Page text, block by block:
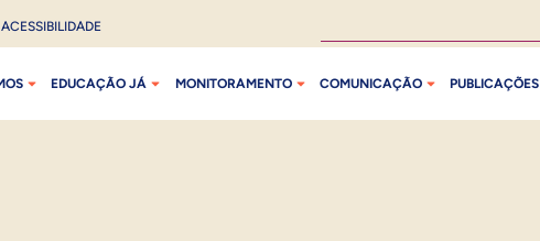
ACESSIBILIDADE
EDUCAÇÃO JÁ MONITORAMENTO COMUNICAÇÃO PUBLICAÇÕES